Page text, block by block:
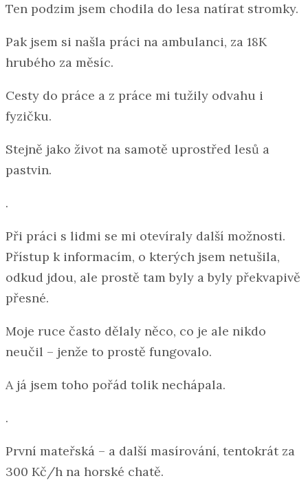
Ten podzim jsem chodila do lesa natírat stromky.
Pak jsem si našla práci na ambulanci, za 18K
hrubého za měsíc.
Cesty do práce a z práce mi tužily odvahu i
fyzičku.
Stejně jako život na samotě uprostřed lesů a
pastvin.
.
Při práci s lidmi se mi otevíraly další možnosti.
Přístup k informacím, o kterých jsem netušila,
odkud jdou, ale prostě tam byly a byly překvapivě
přesné.
Moje ruce často dělaly něco, co je ale nikdo
neučil – jenže to prostě fungovalo.
A já jsem toho pořád tolik nechápala.
.
První mateřská – a další masírování, tentokrát za
300 Kč/h na horské chatě.